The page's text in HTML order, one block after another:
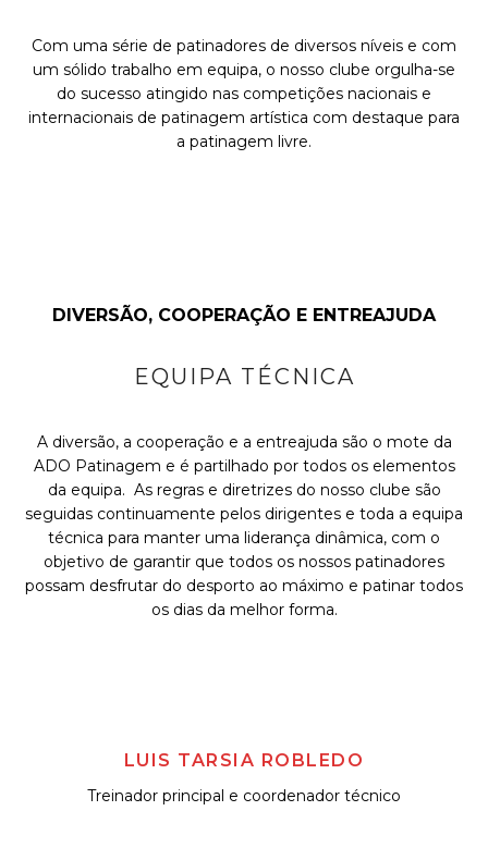
Com uma série de patinadores de diversos níveis e com
um sólido trabalho em equipa, o nosso clube orgulha-se
do sucesso atingido nas competições nacionais e
internacionais de patinagem artística com destaque para
a patinagem livre.
DIVERSÃO, COOPERAÇÃO E ENTREAJUDA
EQUIPA TÉCNICA
A diversão, a cooperação e a entreajuda são o mote da
ADO Patinagem e é partilhado por todos os elementos
da equipa. As regras e diretrizes do nosso clube são
seguidas continuamente pelos dirigentes e toda a equipa
técnica para manter uma liderança dinâmica, com o
objetivo de garantir que todos os nossos patinadores
possam desfrutar do desporto ao máximo e patinar todos
os dias da melhor forma.
LUIS TARSIA ROBLEDO
Treinador principal e coordenador técnico